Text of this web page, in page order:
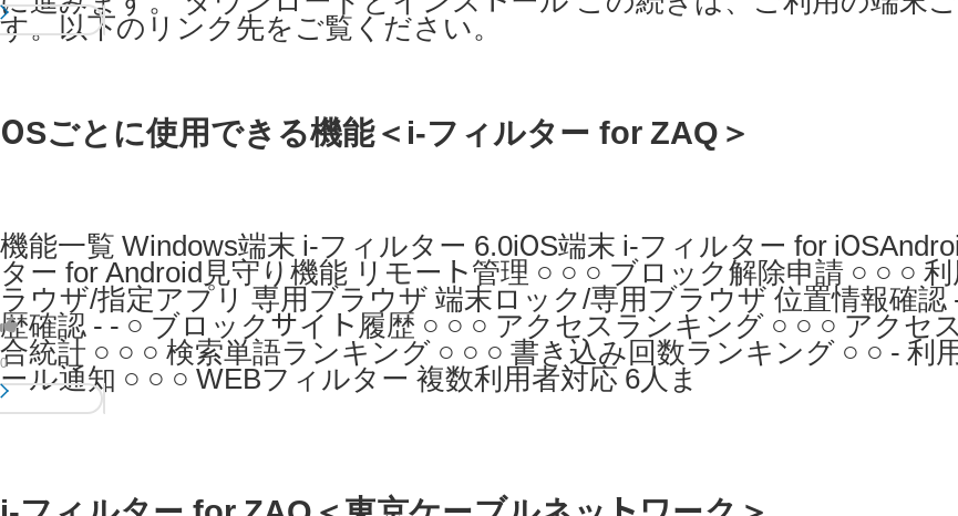
す。以下のリンク先をご覧ください。
OSごとに使用できる機能＜i-フィルター for ZAQ＞
機能一覧 Windows端末 i-フィルター 6.0iOS端末 i-フィルター for
ター for Android見守り機能 リモート管理 ○ ○ ○ ブロック解除申請 ○ ○ ○
ラウザ/指定アプリ 専用ブラウザ 端末ロック/専用ブラウザ 位置情報確認
歴確認 - - ○ ブロックサイト履歴 ○ ○ ○ アクセスランキング ○ ○ ○ アクセ
合統計 ○ ○ ○ 検索単語ランキング ○ ○ ○ 書き込み回数ランキング ○ ○ - 利
ール通知 ○ ○ ○ WEBフィルター 複数利用者対応 6人ま
0